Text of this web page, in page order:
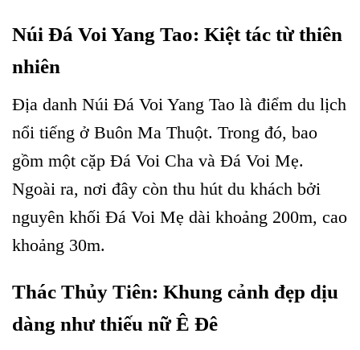
Núi Đá Voi Yang Tao: Kiệt tác từ thiên
nhiên
Địa danh Núi Đá Voi Yang Tao là điểm du lịch
nổi tiếng ở Buôn Ma Thuột. Trong đó, bao
gồm một cặp Đá Voi Cha và Đá Voi Mẹ.
Ngoài ra, nơi đây còn thu hút du khách bởi
nguyên khối Đá Voi Mẹ dài khoảng 200m, cao
khoảng 30m.
Thác Thủy Tiên: Khung cảnh đẹp dịu
dàng như thiếu nữ Ê Đê